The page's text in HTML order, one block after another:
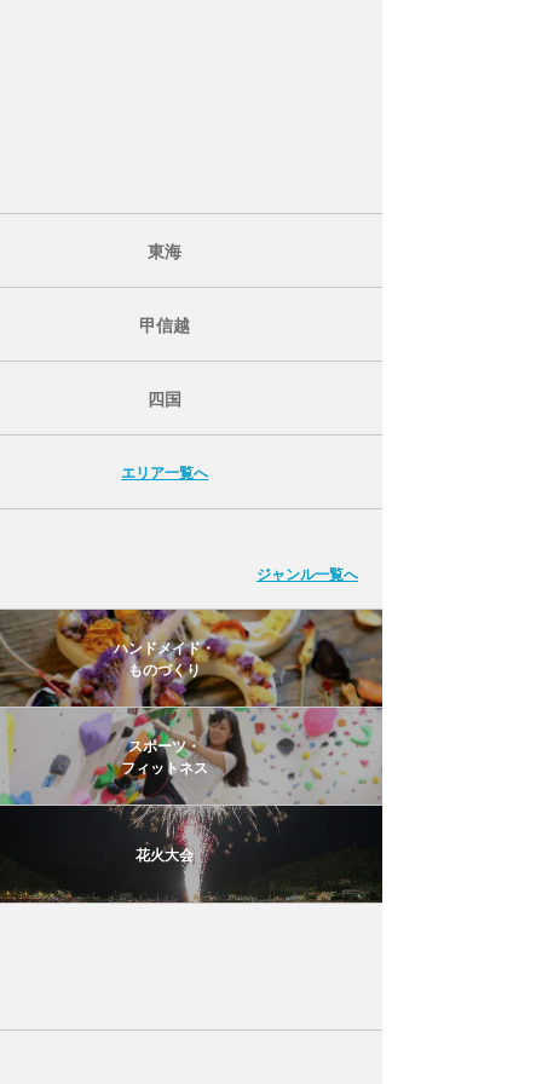
東海
甲信越
四国
エリア一覧へ
ジャンル一覧へ
ハンドメイド・
ものづくり
スポーツ・
フィットネス
花火大会